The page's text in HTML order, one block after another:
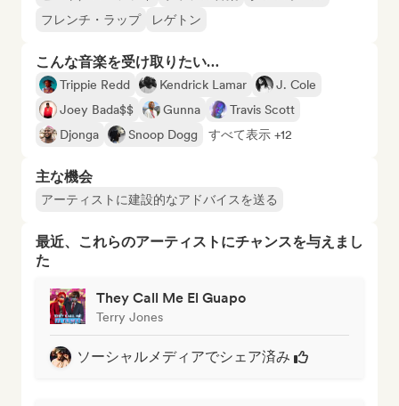
フレンチ・ラップ
レゲトン
こんな音楽を受け取りたい…
Trippie Redd Kendrick Lamar
J. Cole
Joey Bada$$
Gunna
Travis Scott
Djonga
Snoop Dogg すべて表示 +12
主な機会
アーティストに建設的なアドバイスを送る
最近、これらのアーティストにチャンスを与えまし
た
They Call Me El Guapo
Terry Jones
ソーシャルメディアでシェア済み